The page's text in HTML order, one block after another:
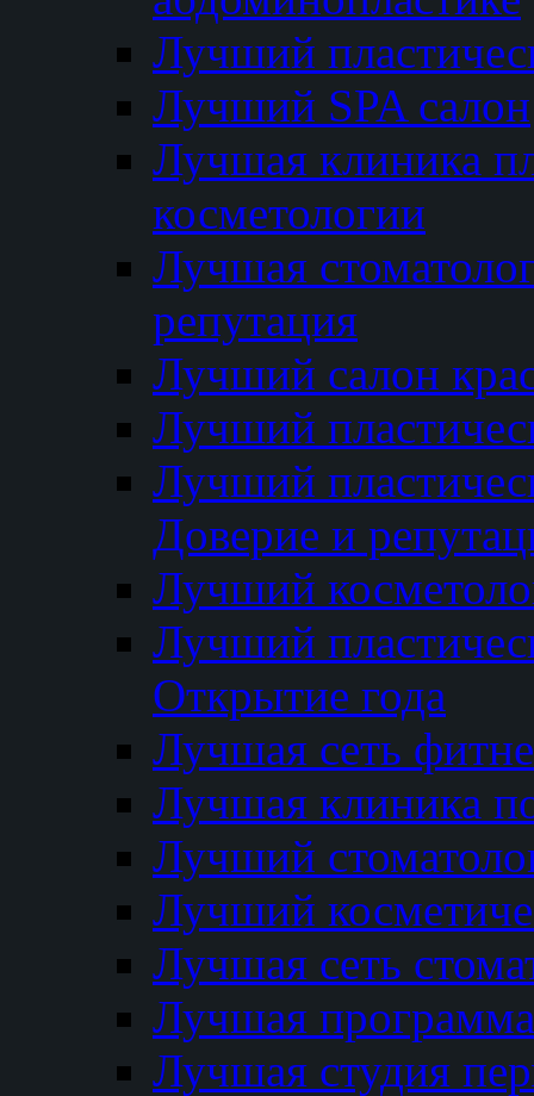
Лучший
Лучший SPA салон
Лучшая клиника
косметологии
Лучшая
репутация
Лучший салон
Лучший
Лучший
Доверие и
Лучший
Лучший
Открытие года
Лучшая сеть
Лучшая клиника
Лучший
Лучший
Лучшая сеть
Лучшая программа
Лучшая студия